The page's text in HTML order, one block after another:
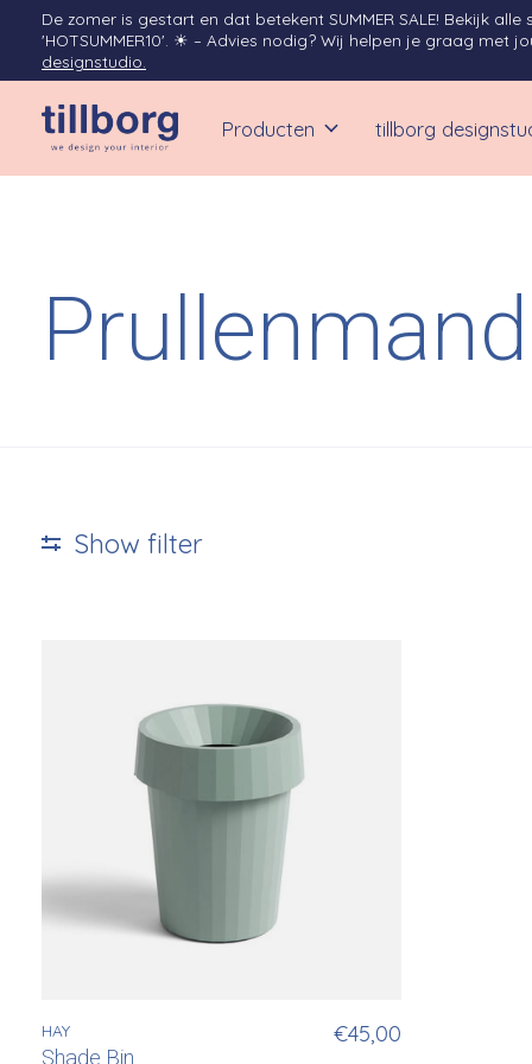
De zomer is gestart en dat betekent SUMMER SALE! Bekijk
'HOTSUMMER10'. ☀︎ – Advies nodig? Wij helpen je graag met
designstudio.
Producten tillborg
Show filter
HAY €45,00